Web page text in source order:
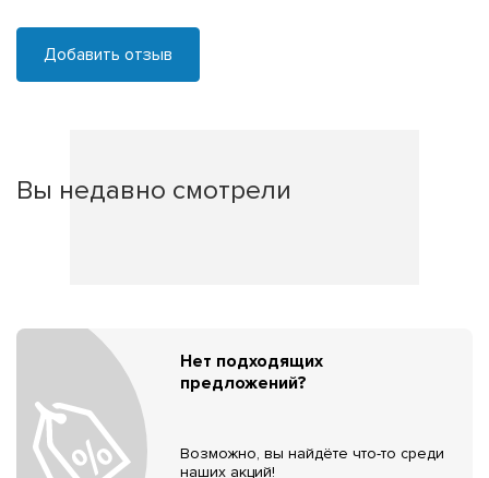
Добавить отзыв
Вы недавно смотрели
Нет подходящих
предложений?
Возможно, вы найдёте что-то среди
наших акций!